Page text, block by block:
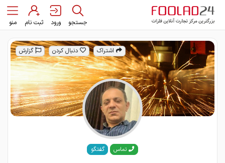
جستجو ورود ثبت نام منو
اشتراک دنبال کردن گزارش
تماس گفتگو